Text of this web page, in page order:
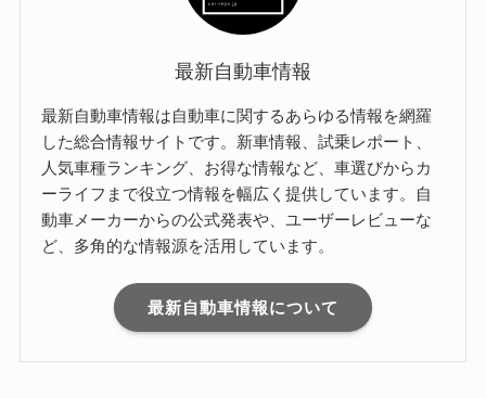
最新自動車情報
最新自動車情報は自動車に関するあらゆる情報を網羅
した総合情報サイトです。新車情報、試乗レポート、
人気車種ランキング、お得な情報など、車選びからカ
ーライフまで役立つ情報を幅広く提供しています。自
動車メーカーからの公式発表や、ユーザーレビューな
ど、多角的な情報源を活用しています。
最新自動車情報について